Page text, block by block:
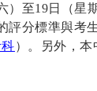
）至19日（星
評分標準與考
）。另外，